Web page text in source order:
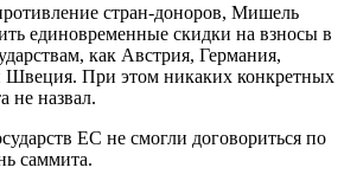
стран-доноров, Мишель
единовременные скидки на взносы в
как Австрия, Германия,
При этом никаких конкретных
не назвал.
ЕС не смогли договориться по
саммита.